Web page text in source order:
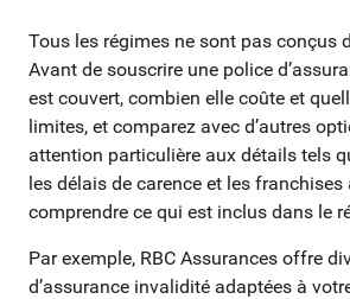
Tous les régimes ne sont pas conçus
Avant de souscrire une police
est couvert, combien elle coûte et
limites, et comparez avec d’autres
attention particulière aux détails tels
les délais de carence et les franchises
comprendre ce qui est inclus dans le
Par exemple, RBC Assurances offre
d’assurance invalidité adaptées à